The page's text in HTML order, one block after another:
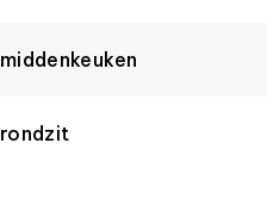
middenkeuken
rondzit